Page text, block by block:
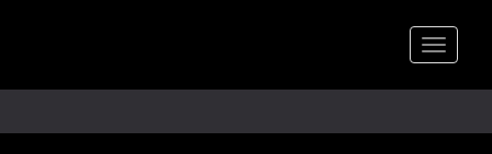
Меню